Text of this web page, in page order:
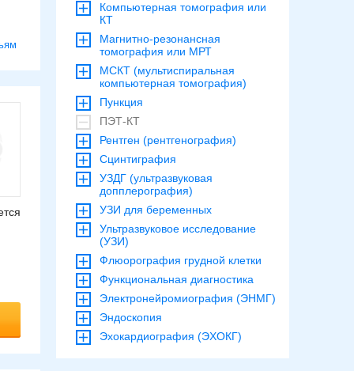
Компьютерная томография или
КТ
Магнитно-резонансная
томография или МРТ
МСКТ (мультиспиральная
компьютерная томография)
Пункция
ПЭТ-КТ
Рентген (рентгенография)
Сцинтиграфия
УЗДГ (ультразвуковая
допплерография)
УЗИ для беременных
Ультразвуковое исследование
(УЗИ)
Флюорография грудной клетки
Функциональная диагностика
Электронейромиография (ЭНМГ)
Эндоскопия
Эхокардиография (ЭХОКГ)